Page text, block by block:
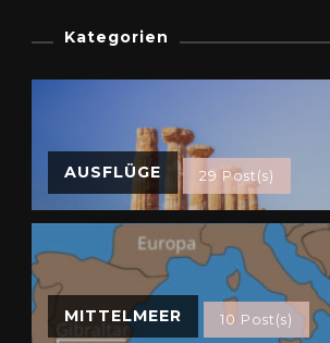
Kategorien
AUSFLÜGE 29 Post(s)
MITTELMEER 10 Post(s)